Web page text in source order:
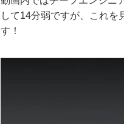
して14分弱ですが、これを
す！